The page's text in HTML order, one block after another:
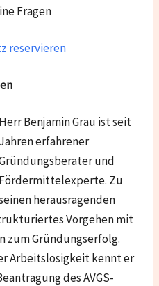
Fragen
reservieren
Herr Benjamin Grau ist seit
Jahren erfahrener
und
Fördermittelexperte. Zu
herausragenden
Vorgehen mit
zum Gründungserfolg.
Arbeitslosigkeit kennt er
des AVGS-